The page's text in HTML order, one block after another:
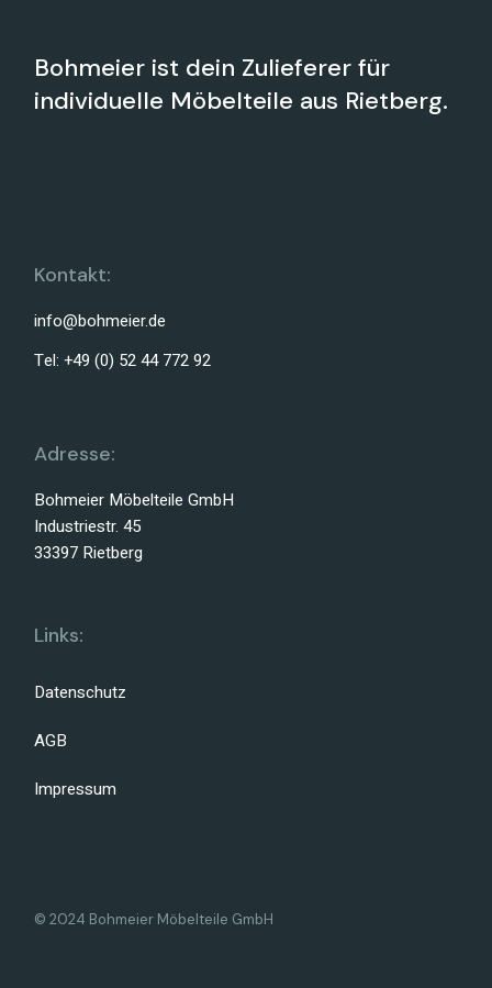
Bohmeier ist dein Zulieferer für
individuelle Möbelteile aus Rietberg.
Kontakt:
info@bohmeier.de
Tel: +49 (0) 52 44 772 92
Adresse:
Bohmeier Möbelteile GmbH
Industriestr. 45
33397 Rietberg
Links:
Datenschutz
AGB
Impressum
© 2024 Bohmeier Möbelteile GmbH